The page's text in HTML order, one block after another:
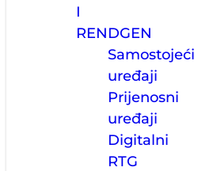
I
RENDGEN
Samostojeći
uređaji
Prijenosni
uređaji
Digitalni
RTG